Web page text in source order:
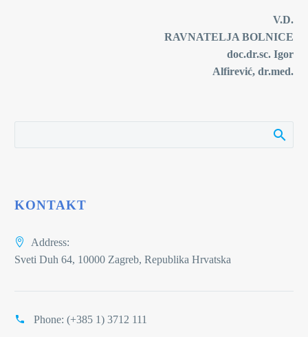
V.D.
RAVNATELJA BOLNICE
doc.dr.sc. Igor
Alfirević, dr.med.
KONTAKT
Address:
Sveti Duh 64, 10000 Zagreb, Republika Hrvatska
Phone: (+385 1) 3712 111